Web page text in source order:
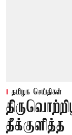
தமிழக செய்திகள்
தீக்குளித்த